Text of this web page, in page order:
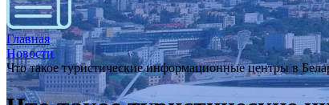
Главная
Новости
Что такое туристические информационные центры в